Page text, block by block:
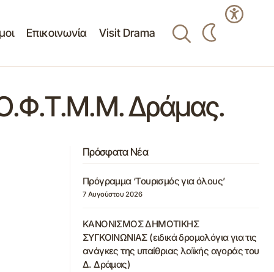
Επικοινωνία Visit Drama
Δράμας.
Πρόσφατα Νέα
Πρόγραμμα ‘Τουρισμός για όλους’
7 Αυγούστου 2026
ΚΑΝΟΝΙΣΜΟΣ ΔΗΜΟΤΙΚΗΣ
ΣΥΓΚΟΙΝΩΝΙΑΣ (ειδικά δρομολόγια για τις
ανάγκες της υπαίθριας λαϊκής αγοράς του
Δ. Δράμας)